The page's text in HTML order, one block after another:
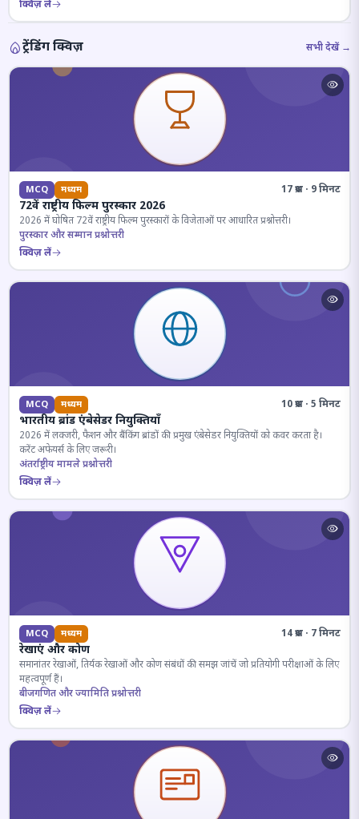
क्विज़ लें
ट्रेंडिंग क्विज़ सभी देखें →
MCQ मध्यम 17 प्रश्न · 9 मिनट
72वें राष्ट्रीय फिल्म पुरस्कार 2026
2026 में घोषित 72वें राष्ट्रीय फिल्म पुरस्कारों के विजेताओं पर आधारित प्रश्नोत्तरी।
पुरस्कार और सम्मान प्रश्नोत्तरी
क्विज़ लें
MCQ मध्यम 10 प्रश्न · 5 मिनट
भारतीय ब्रांड एंबेसेडर नियुक्तियाँ
2026 में लक्जरी, फैशन और बैंकिंग ब्रांडों की प्रमुख एंबेसेडर नियुक्तियों को कवर करता है।
करेंट अफेयर्स के लिए जरूरी।
अंतर्राष्ट्रीय मामले प्रश्नोत्तरी
क्विज़ लें
MCQ मध्यम 14 प्रश्न · 7 मिनट
रेखाएं और कोण
समानांतर रेखाओं, तिर्यक रेखाओं और कोण संबंधों की समझ जांचें जो प्रतियोगी परीक्षाओं के लिए
महत्वपूर्ण हैं।
बीजगणित और ज्यामिति प्रश्नोत्तरी
क्विज़ लें